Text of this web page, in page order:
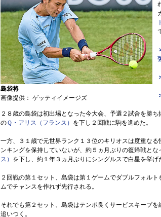
島袋将
画像提供： ゲッティイメージズ
２８歳の島袋は初出場となった今大会、予選２試合を勝
のＱ・アリス（フランス） を下し２回戦に駒を進めた。
一方、３１歳で元世界ランク１３位のキリオスは度重な
ンキングを保持していないが、約５ヵ月ぶりの復帰戦と
ス） を下し、約１年３ヵ月ぶりにシングルスで白星を挙げ
２回戦の第１セット、島袋は第１ゲームでダブルフォル
ムでチャンスを作れず先行される。
それでも第２セット、島袋はテンポ良くサービスキープ
追いつく。